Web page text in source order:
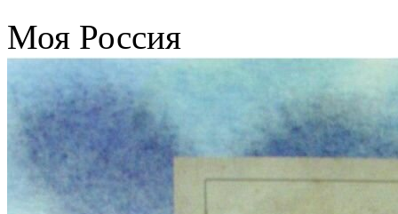
Моя Россия